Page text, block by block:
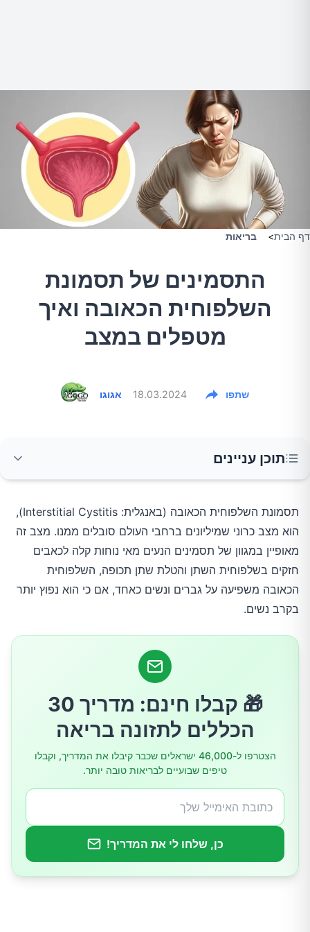
דף הבית> בריאות
התסמינים של תסמונת
השלפוחית הכאובה ואיך
מטפלים במצב
אגוגו 18.03.2024 שתפו
תוכן עניינים
מהי תסמונת השלפוחית הכאובה?
התסמינים של השלפוחית הכאובה
ההשפעה על חיי היומיום
אבחון וטיפול בשלפוחית כאובה
מה צופה העתיד
תסמונת השלפוחית הכאובה (באנגלית: Interstitial Cystitis),
הוא מצב כרוני שמיליונים ברחבי העולם סובלים ממנו. מצב זה
מאופיין במגוון של תסמינים הנעים מאי נוחות קלה לכאבים
חזקים בשלפוחית השתן והטלת שתן תכופה, השלפוחית
הכאובה משפיעה על גברים ונשים כאחד, אם כי הוא נפוץ יותר
בקרב נשים.
🎁 קבלו חינם: מדריך 30
הכללים לתזונה בריאה
הצטרפו ל-46,000 ישראלים שכבר קיבלו את המדריך, וקבלו
טיפים שבועיים לבריאות טובה יותר.
כן, שלחו לי את המדריך!